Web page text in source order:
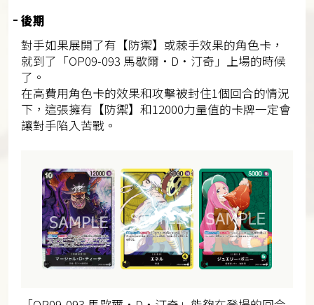
後期
對手如果展開了有【防禦】或棘手效果的角色卡，
就到了「OP09-093 馬歇爾・D・汀奇」上場的時候
了。
在高費用角色卡的效果和攻擊被封住1個回合的情況
下，這張擁有【防禦】和12000力量值的卡牌一定會
讓對手陷入苦戰。